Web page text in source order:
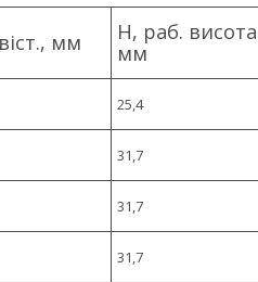
мм
H, раб. висота
мм
25,4
31,7
31,7
31,7